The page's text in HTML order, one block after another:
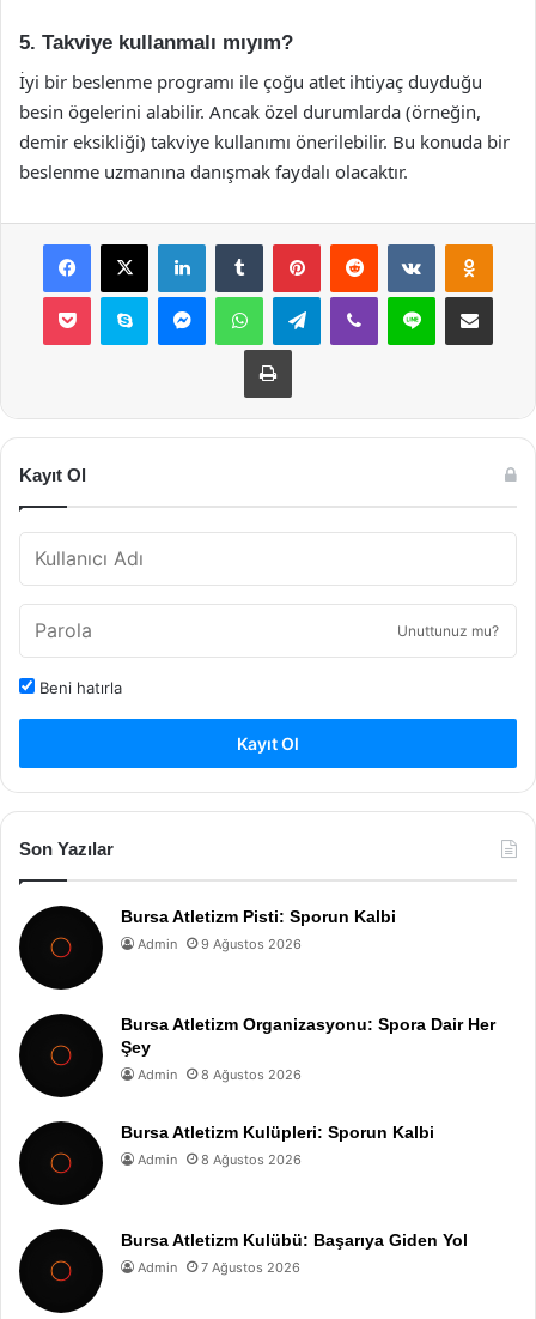
5. Takviye kullanmalı mıyım?
İyi bir beslenme programı ile çoğu atlet ihtiyaç duyduğu
besin ögelerini alabilir. Ancak özel durumlarda (örneğin,
demir eksikliği) takviye kullanımı önerilebilir. Bu konuda bir
beslenme uzmanına danışmak faydalı olacaktır.
Facebook
X LinkedInTumblr PinterestReddit VKontakte
Pocket Skype MessengerWhatsAppTelegramViber Line E-Posta ile
Yazdır
Kayıt Ol
Unuttunuz mu?
Beni hatırla
Kayıt Ol
Son Yazılar
Bursa Atletizm Pisti: Sporun Kalbi
Admin 9 Ağustos 2026
Bursa Atletizm Organizasyonu: Spora Dair Her
Şey
Admin 8 Ağustos 2026
Bursa Atletizm Kulüpleri: Sporun Kalbi
Admin 8 Ağustos 2026
Bursa Atletizm Kulübü: Başarıya Giden Yol
Admin 7 Ağustos 2026